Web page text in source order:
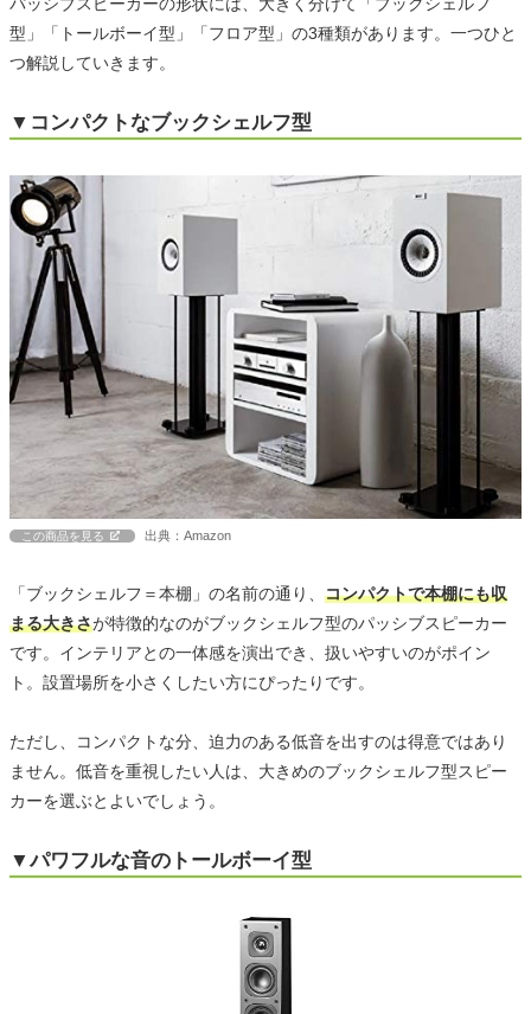
型」「トールボーイ型」「フロア型」の3種類があります。一つひと
つ解説していきます。
▼コンパクトなブックシェルフ型
この商品を見る 出典：Amazon
「ブックシェルフ＝本棚」の名前の通り、 コンパクトで本棚にも収
まる大きさが特徴的なのがブックシェルフ型のパッシブスピーカー
です。インテリアとの一体感を演出でき、扱いやすいのがポイン
ト。設置場所を小さくしたい方にぴったりです。
ただし、コンパクトな分、迫力のある低音を出すのは得意ではあり
ません。低音を重視したい人は、大きめのブックシェルフ型スピー
カーを選ぶとよいでしょう。
▼パワフルな音のトールボーイ型